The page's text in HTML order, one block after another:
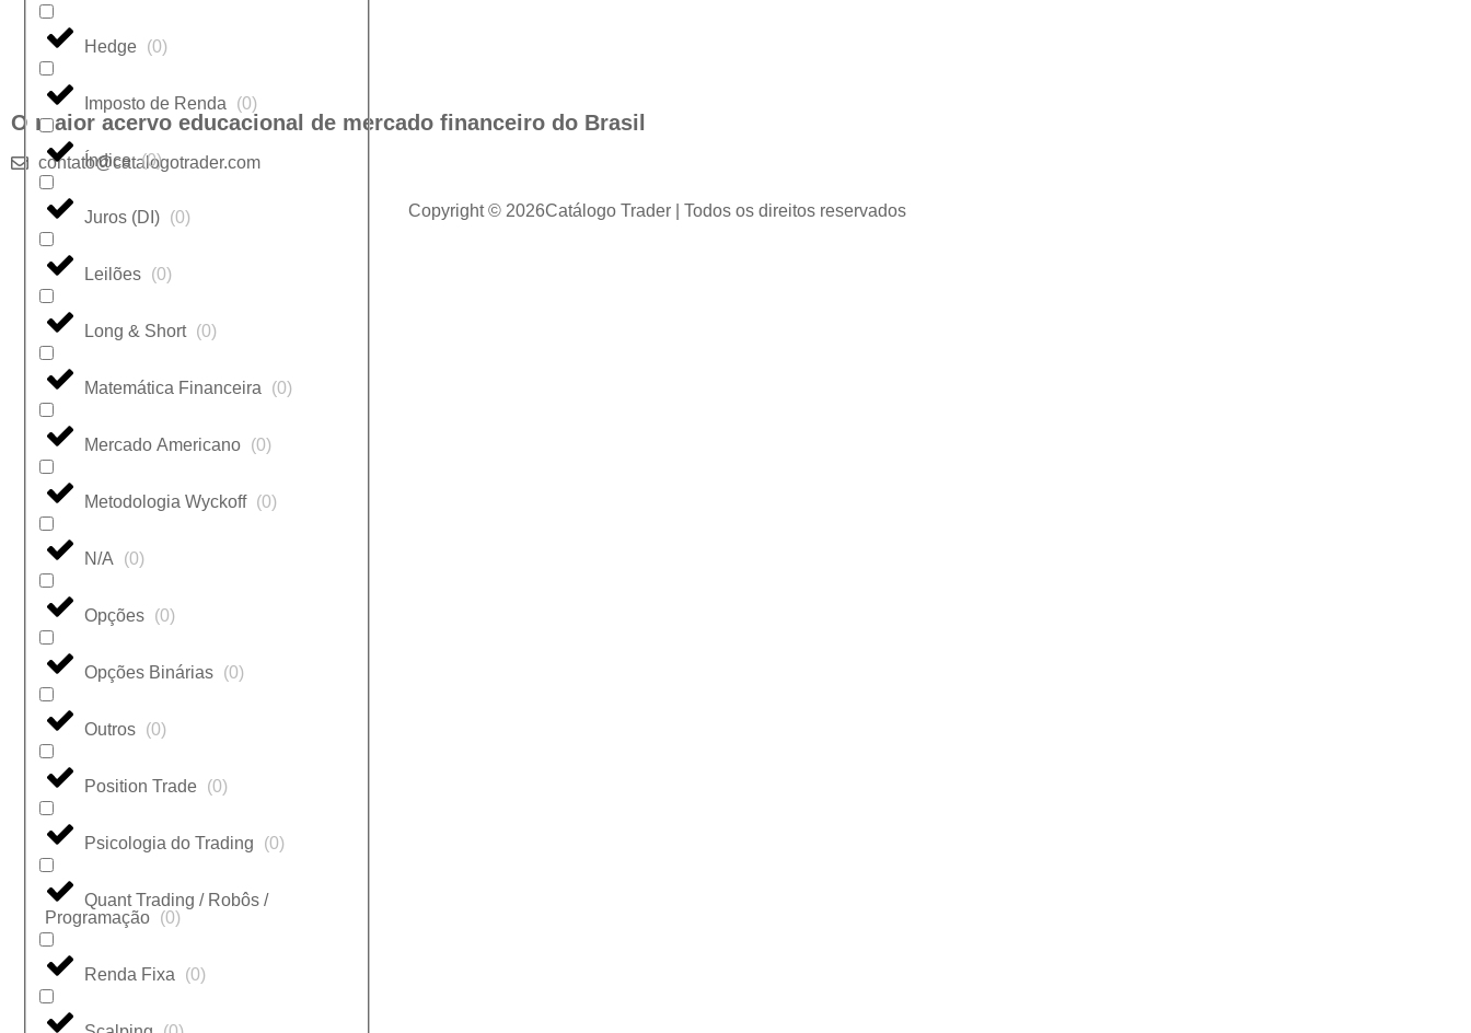
Hedge (0)
Imposto de Renda (0)
Índice (0)
Juros (DI) (0)
Leilões (0)
Long & Short (0)
Matemática Financeira (0)
Mercado Americano (0)
Metodologia Wyckoff (0)
N/A (0)
Opções (0)
Opções Binárias (0)
Outros (0)
Position Trade (0)
Psicologia do Trading (0)
Quant Trading / Robôs /
Programação (0)
Renda Fixa (0)
O maior acervo educacional de mercado financeiro do Brasil
contato@catalogotrader.com
Copyright © 2026Catálogo Trader | Todos os direitos reservados